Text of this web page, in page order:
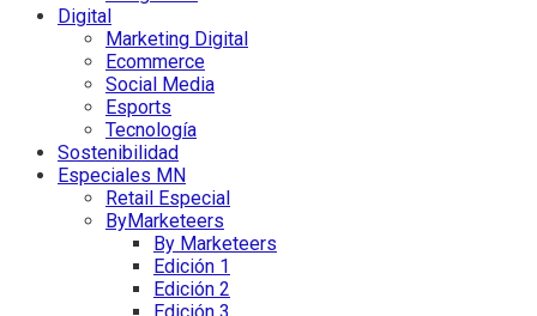
Digital
Marketing Digital
Ecommerce
Social Media
Esports
Tecnología
Sostenibilidad
Especiales MN
Retail Especial
ByMarketeers
By Marketeers
Edición 1
Edición 2